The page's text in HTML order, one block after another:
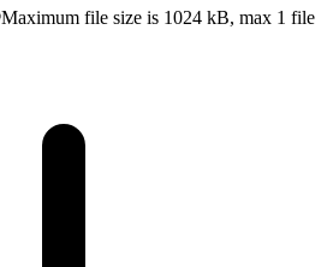
Maximum file size is 1024 kB, max 1 file